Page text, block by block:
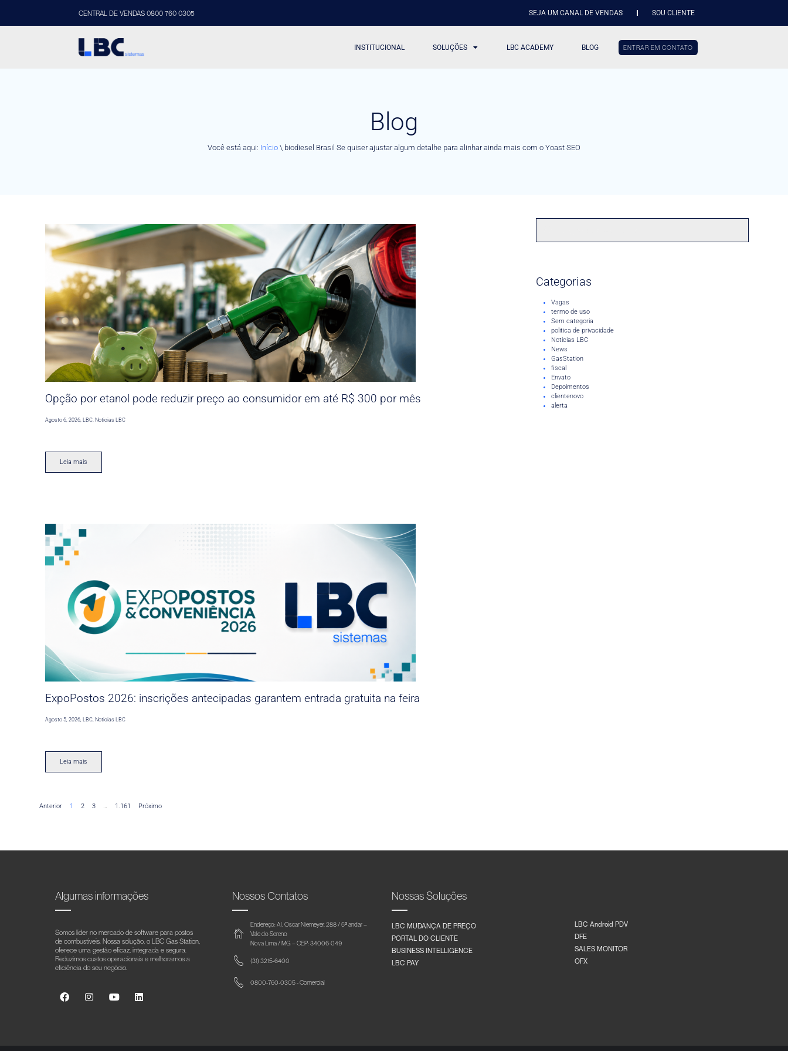
CENTRAL DE VENDAS 0800 760 0305 SEJA UM CANAL DE VENDAS SOU CLIENTE
INSTITUCIONAL SOLUÇÕES LBC ACADEMY BLOG ENTRAR EM CONTATO
Blog
Você está aqui: Início \ biodiesel Brasil Se quiser ajustar algum detalhe para alinhar ainda mais com o Yoast SEO
Opção por etanol pode reduzir preço ao consumidor em até R$ 300 por mês
Agosto 6, 2026,LBC,Noticias LBC
Leia mais
ExpoPostos 2026: inscrições antecipadas garantem entrada gratuita na feira
Agosto 5, 2026 ,LBC Noticias LBC
Leia mais
Anterior 1 2 3 … 1.161 Próximo
Categorias
Vagas
termo de uso
Sem categoria
politica de privacidade
Noticias LBC
News
GasStation
fiscal
Envato
Depoimentos
clientenovo
alerta
Algumas informações
Somos líder no mercado de software para postos
de combustíveis. Nossa solução, o LBC Gas Station,
oferece uma gestão eficaz, integrada e segura.
Reduzimos custos operacionais e melhoramos a
eficiência do seu negócio.
Nossos Contatos
Endereço: Al. Oscar Niemeyer, 288 / 5º andar –
Vale do Sereno
Nova Lima / MG – CEP: 34006-049
(31) 3215-6400
0800-760-0305 - Comercial
Nossas Soluções
LBC MUDANÇA DE PREÇO
PORTAL DO CLIENTE
BUSINESS INTELLIGENCE
LBC PAY
LBC Android PDV
DFE
SALES MONITOR
OFX